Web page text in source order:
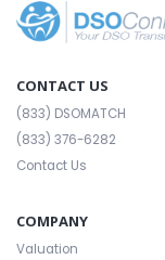
CONTACT US
(833) DSOMATCH
(833) 376-6282
Contact Us
COMPANY
Valuation